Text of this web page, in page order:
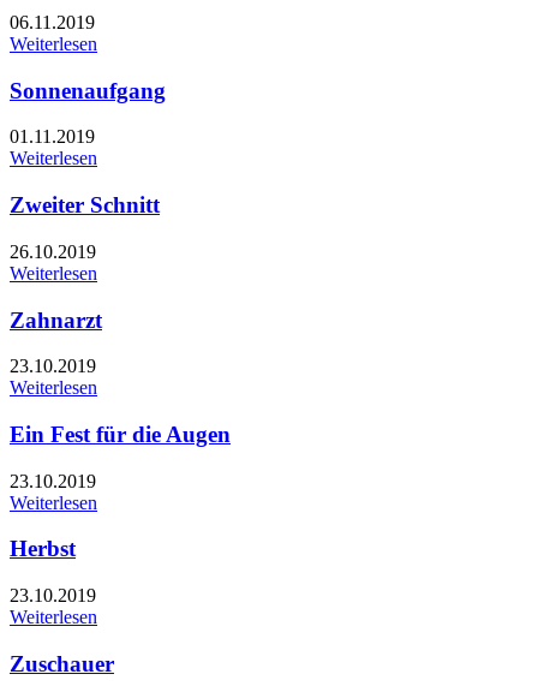
06.11.2019
Weiterlesen
Sonnenaufgang
01.11.2019
Weiterlesen
Zweiter Schnitt
26.10.2019
Weiterlesen
Zahnarzt
23.10.2019
Weiterlesen
Ein Fest für die Augen
23.10.2019
Weiterlesen
Herbst
23.10.2019
Weiterlesen
Zuschauer